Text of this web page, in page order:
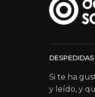
Si te ha
y leído, y